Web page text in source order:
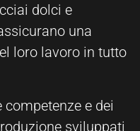
dolci e
una
loro lavoro in tutto
e dei
sviluppati